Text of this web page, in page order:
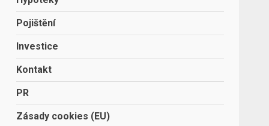
Pojištění
Investice
Kontakt
PR
Zásady cookies (EU)